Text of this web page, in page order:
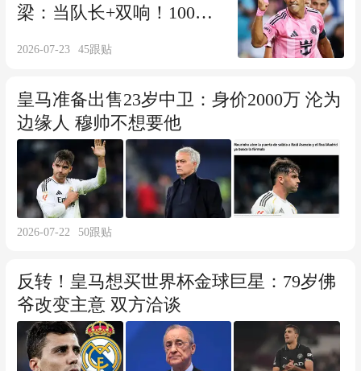
梁：当队长+双响！100场
2026-07-23 45跟贴
皇马准备出售23岁中卫：身价2000万 沦为
边缘人 穆帅不想要他
2026-07-22 50跟贴
反转！皇马想买世界杯金球巨星：79岁佛
爷改变主意 双方洽谈